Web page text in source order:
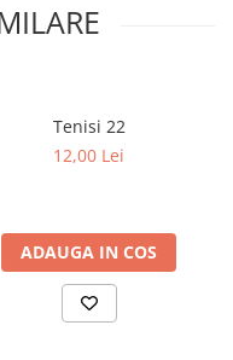
Tenisi 22
12,00 Lei
ADAUGA IN COS